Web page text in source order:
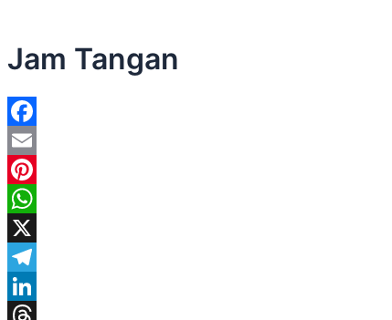
Jam Tangan
Facebook
Email
Pinterest
WhatsApp
X
Telegram
LinkedIn